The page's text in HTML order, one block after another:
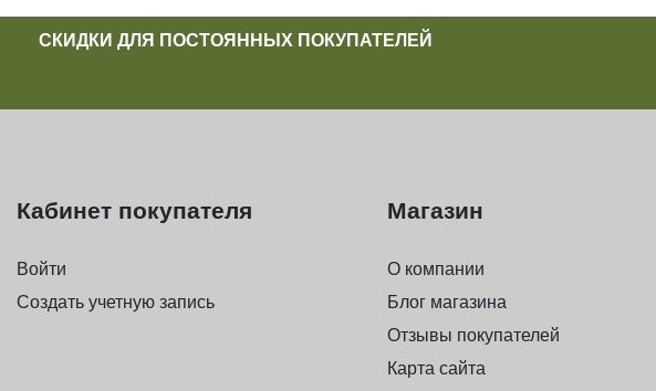
СКИДКИ ДЛЯ ПОСТОЯННЫХ ПОКУПАТЕЛЕЙ
Кабинет покупателя
Войти
Создать учетную запись
Магазин
О компании
Блог магазина
Отзывы покупателей
Карта сайта